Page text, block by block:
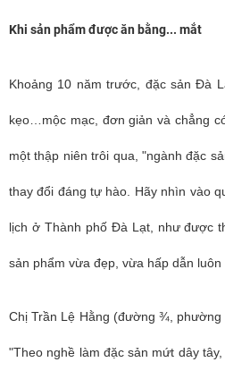
Khi sản phẩm được ăn bằng... mắt
Khoảng 10 năm trước, đặc sản Đà
kẹo…mộc mạc, đơn giản và chẳng
một thập niên trôi qua, "ngành đặc
thay đổi đáng tự hào. Hãy nhìn vào
lịch ở Thành phố Đà Lạt, như được
sản phẩm vừa đẹp, vừa hấp dẫn luôn
Chị Trần Lệ Hằng (đường ¾,
"Theo nghề làm đặc sản mứt dây